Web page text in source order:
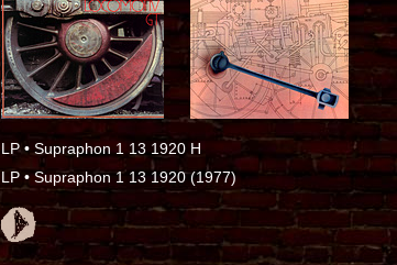
LP • Supraphon 1 13 1920 H
LP • Supraphon 1 13 1920 (1977)